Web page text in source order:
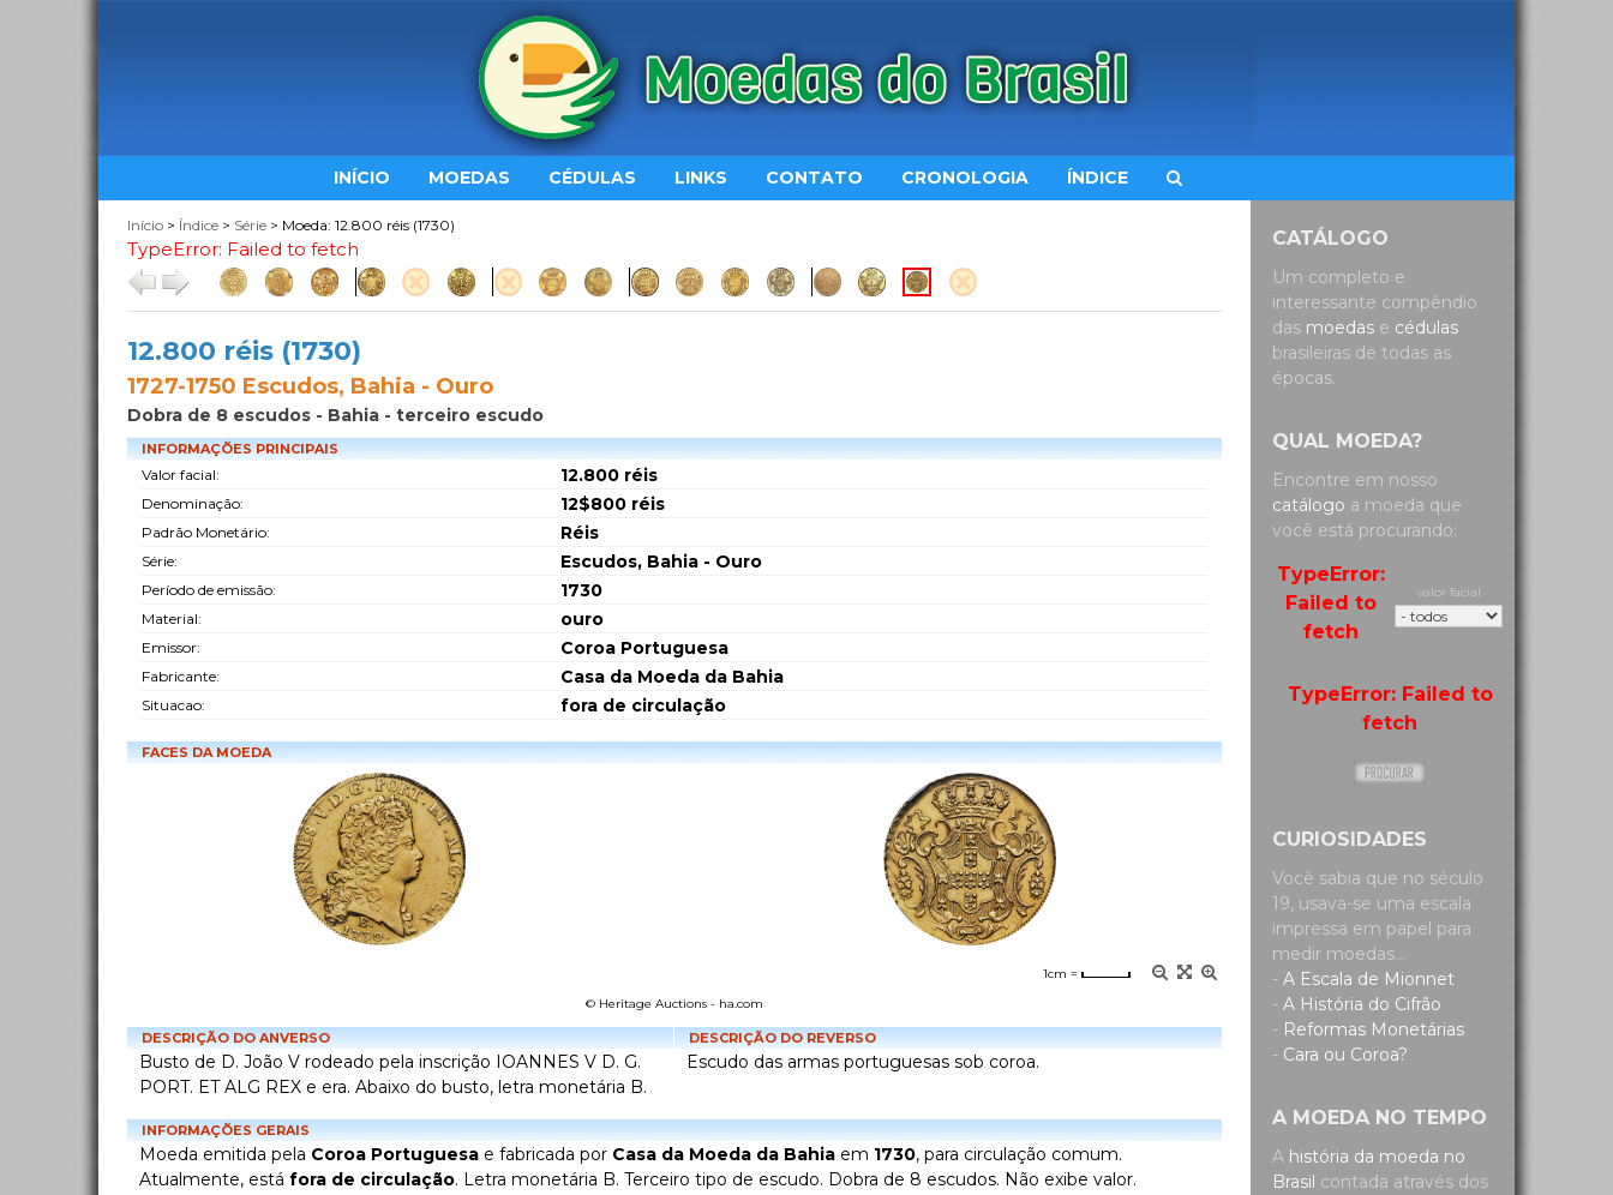
INÍCIO MOEDAS CÉDULAS LINKS CONTATO CRONOLOGIA ÍNDICE
CATÁLOGO
Um completo e
interessante compêndio
das moedas e cédulas
brasileiras de todas as
épocas.
QUAL MOEDA?
Encontre em nosso
catálogo a moeda que
você está procurando:
TypeError:
Failed to
fetch
valor facial
TypeError: Failed to
fetch
CURIOSIDADES
Você sabia que no século
19, usava-se uma escala
impressa em papel para
medir moedas...
- A Escala de Mionnet
- A História do Cifrão
- Reformas Monetárias
- Cara ou Coroa?
A MOEDA NO TEMPO
A história da moeda no
Brasil contada através dos
Início > Índice > Série > Moeda: 12.800 réis (1730)
TypeError: Failed to fetch
12.800 réis (1730)
1727-1750 Escudos, Bahia - Ouro
Dobra de 8 escudos - Bahia - terceiro escudo
INFORMAÇÕES PRINCIPAIS
Valor facial: 12.800 réis
Denominação: 12$800 réis
Padrão Monetário: Réis
Série: Escudos, Bahia - Ouro
Período de emissão: 1730
Material: ouro
Emissor: Coroa Portuguesa
Fabricante: Casa da Moeda da Bahia
Situacao: fora de circulação
FACES DA MOEDA
1cm =
© Heritage Auctions - ha.com
DESCRIÇÃO DO ANVERSO
Busto de D. João V rodeado pela inscrição IOANNES V D. G.
PORT. ET ALG REX e era. Abaixo do busto, letra monetária B.
DESCRIÇÃO DO REVERSO
Escudo das armas portuguesas sob coroa.
INFORMAÇÕES GERAIS
Moeda emitida pela Coroa Portuguesa e fabricada por Casa da Moeda da Bahia em 1730, para circulação comum.
Atualmente, está fora de circulação. Letra monetária B. Terceiro tipo de escudo. Dobra de 8 escudos. Não exibe valor.